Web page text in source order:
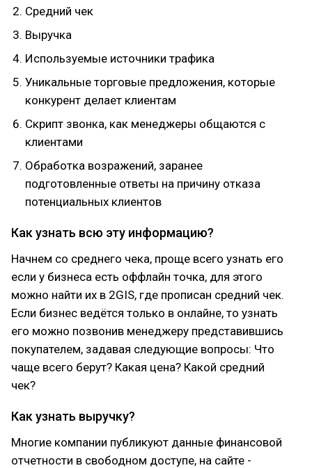
Средний чек
Выручка
Используемые источники трафика
Уникальные торговые предложения, которые
конкурент делает клиентам
Скрипт звонка, как менеджеры общаются с
клиентами
Обработка возражений, заранее
подготовленные ответы на причину отказа
потенциальных клиентов
Как узнать всю эту информацию?
Начнем со среднего чека, проще всего узнать его
если у бизнеса есть оффлайн точка, для этого
можно найти их в 2GIS, где прописан средний чек.
Если бизнес ведётся только в онлайне, то узнать
его можно позвонив менеджеру представившись
покупателем, задавая следующие вопросы: Что
чаще всего берут? Какая цена? Какой средний
чек?
Как узнать выручку?
Многие компании публикуют данные финансовой
отчетности в свободном доступе, на сайте -